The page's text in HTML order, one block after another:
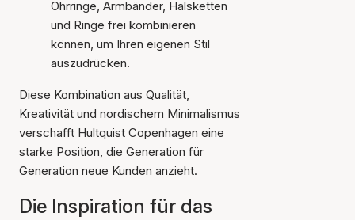
Ohrringe, Armbänder, Halsketten
und Ringe frei kombinieren
können, um Ihren eigenen Stil
auszudrücken.
Diese Kombination aus Qualität,
Kreativität und nordischem Minimalismus
verschafft Hultquist Copenhagen eine
starke Position, die Generation für
Generation neue Kunden anzieht.
Die Inspiration für das